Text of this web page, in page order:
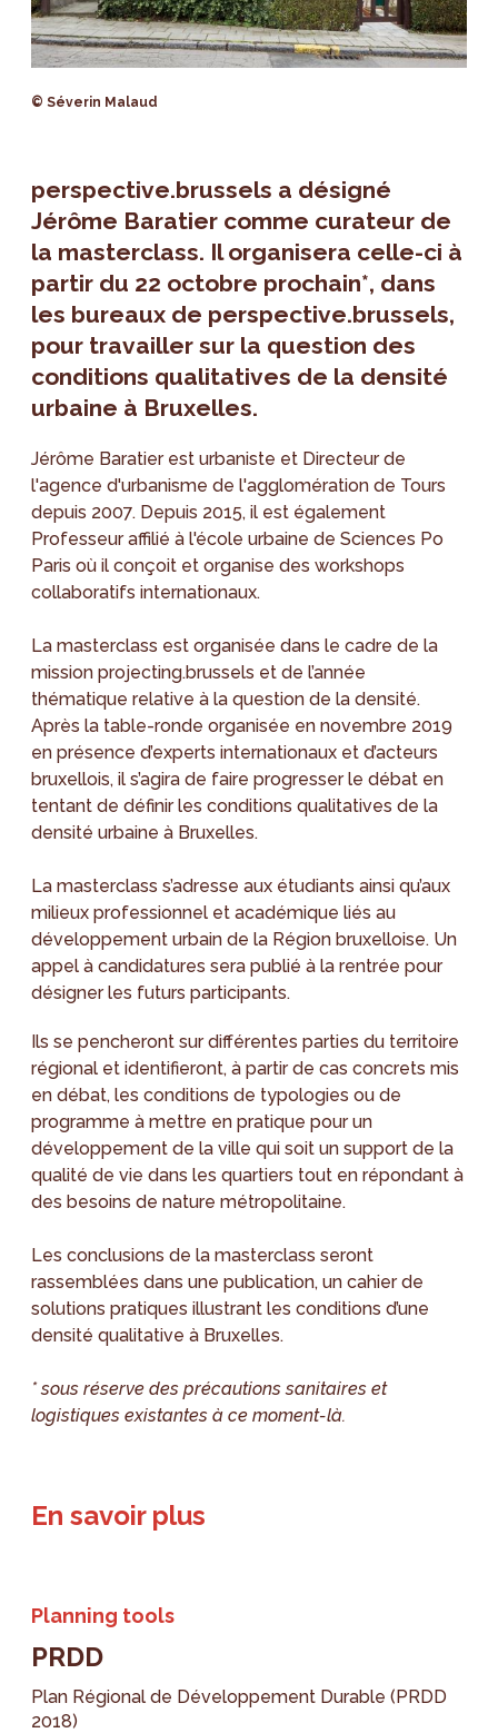
© Séverin Malaud
perspective.brussels a désigné
Jérôme Baratier comme curateur de
la masterclass. Il organisera celle-ci à
partir du 22 octobre prochain*, dans
les bureaux de perspective.brussels,
pour travailler sur la question des
conditions qualitatives de la densité
urbaine à Bruxelles.
Jérôme Baratier est urbaniste et Directeur de
l'agence d'urbanisme de l'agglomération de Tours
depuis 2007. Depuis 2015, il est également
Professeur affilié à l'école urbaine de Sciences Po
Paris où il conçoit et organise des workshops
collaboratifs internationaux.
La masterclass est organisée dans le cadre de la
mission projecting.brussels et de l’année
thématique relative à la question de la densité.
Après la table-ronde organisée en novembre 2019
en présence d’experts internationaux et d’acteurs
bruxellois, il s’agira de faire progresser le débat en
tentant de définir les conditions qualitatives de la
densité urbaine à Bruxelles.
La masterclass s’adresse aux étudiants ainsi qu’aux
milieux professionnel et académique liés au
développement urbain de la Région bruxelloise. Un
appel à candidatures sera publié à la rentrée pour
désigner les futurs participants.
Ils se pencheront sur différentes parties du territoire
régional et identifieront, à partir de cas concrets mis
en débat, les conditions de typologies ou de
programme à mettre en pratique pour un
développement de la ville qui soit un support de la
qualité de vie dans les quartiers tout en répondant à
des besoins de nature métropolitaine.
Les conclusions de la masterclass seront
rassemblées dans une publication, un cahier de
solutions pratiques illustrant les conditions d’une
densité qualitative à Bruxelles.
* sous réserve des précautions sanitaires et
logistiques existantes à ce moment-là.
En savoir plus
Planning tools
PRDD
Plan Régional de Développement Durable (PRDD
2018)